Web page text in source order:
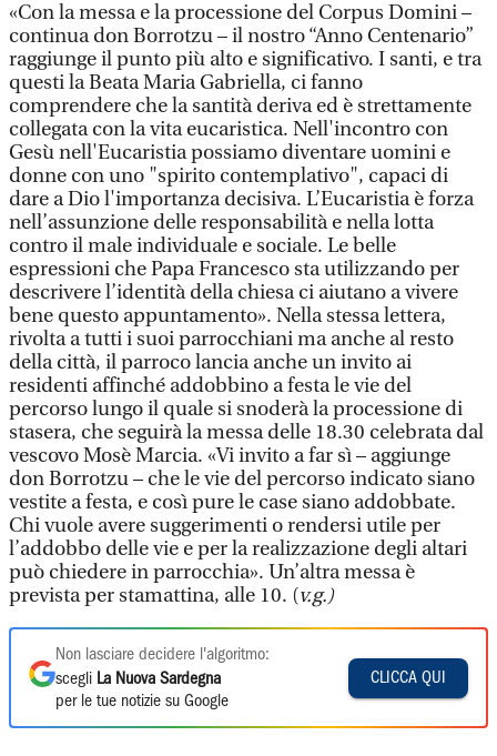
«Con la messa e la processione del Corpus Domini –
continua don Borrotzu – il nostro “Anno Centenario”
raggiunge il punto più alto e significativo. I santi, e tra
questi la Beata Maria Gabriella, ci fanno
comprendere che la santità deriva ed è strettamente
collegata con la vita eucaristica. Nell'incontro con
Gesù nell'Eucaristia possiamo diventare uomini e
donne con uno "spirito contemplativo", capaci di
dare a Dio l'importanza decisiva. L’Eucaristia è forza
nell’assunzione delle responsabilità e nella lotta
contro il male individuale e sociale. Le belle
espressioni che Papa Francesco sta utilizzando per
descrivere l’identità della chiesa ci aiutano a vivere
bene questo appuntamento». Nella stessa lettera,
rivolta a tutti i suoi parrocchiani ma anche al resto
della città, il parroco lancia anche un invito ai
residenti affinché addobbino a festa le vie del
percorso lungo il quale si snoderà la processione di
stasera, che seguirà la messa delle 18.30 celebrata dal
vescovo Mosè Marcia. «Vi invito a far sì – aggiunge
don Borrotzu – che le vie del percorso indicato siano
vestite a festa, e così pure le case siano addobbate.
Chi vuole avere suggerimenti o rendersi utile per
l’addobbo delle vie e per la realizzazione degli altari
può chiedere in parrocchia». Un’altra messa è
prevista per stamattina, alle 10. (v.g.)
Non lasciare decidere l'algoritmo:
scegli La Nuova Sardegna
per le tue notizie su Google
CLICCA QUI